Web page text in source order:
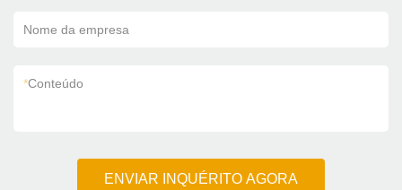
Nome da empresa
*Conteúdo
ENVIAR INQUÉRITO AGORA